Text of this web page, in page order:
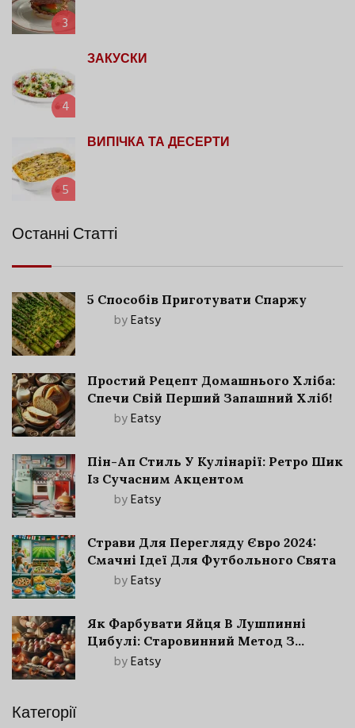
3
4
ЗАКУСКИ
5
ВИПІЧКА ТА ДЕСЕРТИ
Останні Статті
5 Способів Приготувати Спаржу
byEatsy
Простий Рецепт Домашнього Хліба:
Спечи Свій Перший Запашний Хліб!
byEatsy
Пін-Ап Стиль У Кулінарії: Ретро Шик
Із Сучасним Акцентом
byEatsy
Страви Для Перегляду Євро 2024:
Смачні Ідеї Для Футбольного Свята
byEatsy
Як Фарбувати Яйця В Лушпинні
Цибулі: Старовинний Метод З
Сучасними Нюансами
byEatsy
Категорії